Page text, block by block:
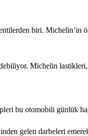
biri. Michelin’in
Michelin
bu otomobili günlük
gelen darbeleri